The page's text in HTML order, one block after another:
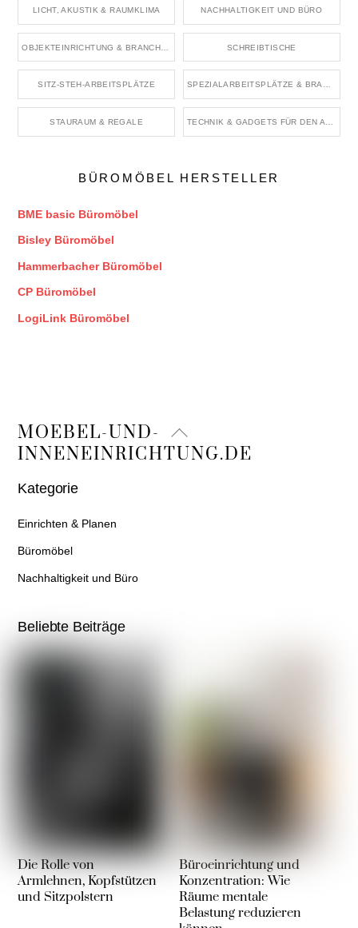
LICHT, AKUSTIK & RAUMKLIMA NACHHALTIGKEIT UND BÜRO
SCHREIBTISCHE
SITZ-STEH-ARBEITSPLÄTZE
STAURAUM & REGALE
BÜROMÖBEL HERSTELLER
BME basic Büromöbel
Bisley Büromöbel
Hammerbacher Büromöbel
CP Büromöbel
LogiLink Büromöbel
Back
To
MOEBEL-UND-
INNENEINRICHTUNG.DE
Kategorie
Einrichten & Planen
Büromöbel
Nachhaltigkeit und Büro
Beliebte Beiträge
Die Rolle von
Armlehnen, Kopfstützen
und Sitzpolstern
Büroeinrichtung und
Konzentration: Wie
Räume mentale
Belastung reduzieren